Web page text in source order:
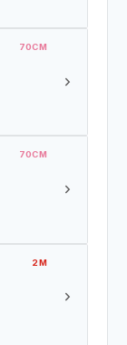
70CM
chevron_right
70CM
chevron_right
2M
chevron_right